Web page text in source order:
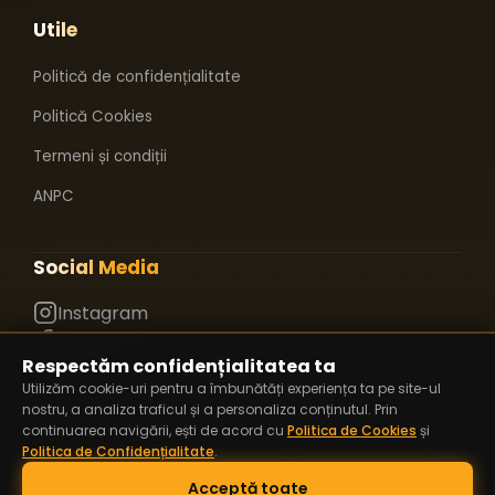
Utile
Politică de confidențialitate
Politică Cookies
Termeni și condiții
ANPC
Social Media
Instagram
Facebook
TikTok
Respectăm confidențialitatea ta
Utilizăm cookie-uri pentru a îmbunătăți experiența ta pe site-ul
nostru, a analiza traficul și a personaliza conținutul. Prin
continuarea navigării, ești de acord cu Politica de Cookies și
Politica de Confidențialitate.
Acceptă toate